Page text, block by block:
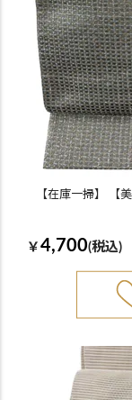
【在庫一掃】 【
￥ 4,700(税込)